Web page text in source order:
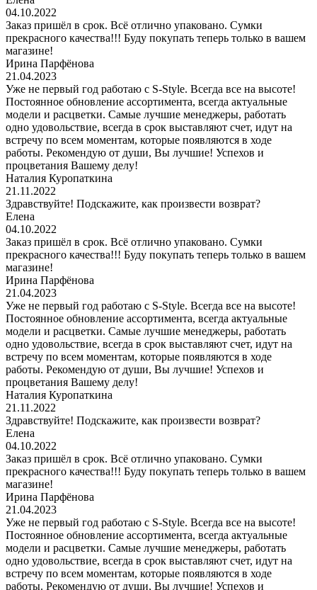
04.10.2022
Заказ пришёл в срок. Всё отлично упаковано. Сумки
прекрасного качества!!! Буду покупать теперь только в вашем
магазине!
Ирина Парфёнова
21.04.2023
Уже не первый год работаю с S-Style. Всегда все на высоте!
Постоянное обновление ассортимента, всегда актуальные
модели и расцветки. Самые лучшие менеджеры, работать
одно удовольствие, всегда в срок выставляют счет, идут на
встречу по всем моментам, которые появляются в ходе
работы. Рекомендую от души, Вы лучшие! Успехов и
процветания Вашему делу!
Наталия Куропаткина
21.11.2022
Здравствуйте! Подскажите, как произвести возврат?
Елена
04.10.2022
Заказ пришёл в срок. Всё отлично упаковано. Сумки
прекрасного качества!!! Буду покупать теперь только в вашем
магазине!
Ирина Парфёнова
21.04.2023
Уже не первый год работаю с S-Style. Всегда все на высоте!
Постоянное обновление ассортимента, всегда актуальные
модели и расцветки. Самые лучшие менеджеры, работать
одно удовольствие, всегда в срок выставляют счет, идут на
встречу по всем моментам, которые появляются в ходе
работы. Рекомендую от души, Вы лучшие! Успехов и
процветания Вашему делу!
Наталия Куропаткина
21.11.2022
Здравствуйте! Подскажите, как произвести возврат?
Елена
04.10.2022
Заказ пришёл в срок. Всё отлично упаковано. Сумки
прекрасного качества!!! Буду покупать теперь только в вашем
магазине!
Ирина Парфёнова
21.04.2023
Уже не первый год работаю с S-Style. Всегда все на высоте!
Постоянное обновление ассортимента, всегда актуальные
модели и расцветки. Самые лучшие менеджеры, работать
одно удовольствие, всегда в срок выставляют счет, идут на
встречу по всем моментам, которые появляются в ходе
работы. Рекомендую от души, Вы лучшие! Успехов и